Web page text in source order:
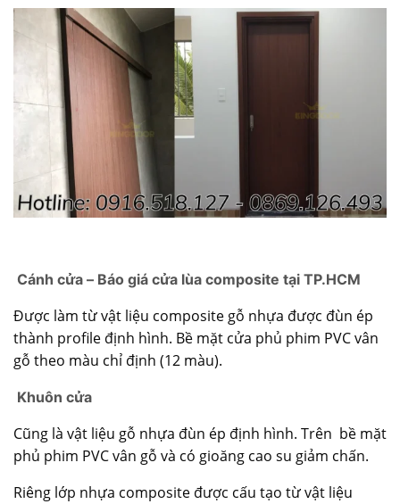
Cánh cửa – Báo giá cửa lùa composite tại TP.HCM
Được làm từ vật liệu composite gỗ nhựa được đùn ép
thành profile định hình. Bề mặt cửa phủ phim PVC vân
gỗ theo màu chỉ định (12 màu).
Khuôn cửa
Cũng là vật liệu gỗ nhựa đùn ép định hình. Trên bề mặt
phủ phim PVC vân gỗ và có gioăng cao su giảm chấn.
Riêng lớp nhựa composite được cấu tạo từ vật liệu